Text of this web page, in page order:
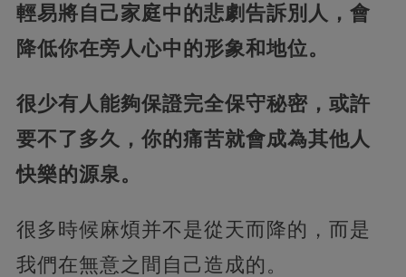
輕易將自己家庭中的悲劇告訴別人，會
降低你在旁人心中的形象和地位。
很少有人能夠保證完全保守秘密，或許
要不了多久，你的痛苦就會成為其他人
快樂的源泉。
很多時候麻煩并不是從天而降的，而是
我們在無意之間自己造成的。